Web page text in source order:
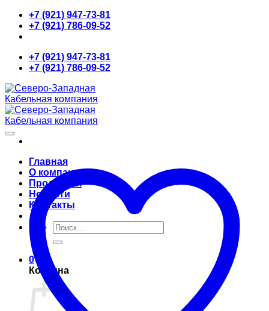
Skip
content
+7 (921) 947-73-81
+7 (921) 786-09-52
+7 (921) 947-73-81
+7 (921) 786-09-52
Главная
О компании
Продукция
Новости
Контакты
Искать:
0
Корзина